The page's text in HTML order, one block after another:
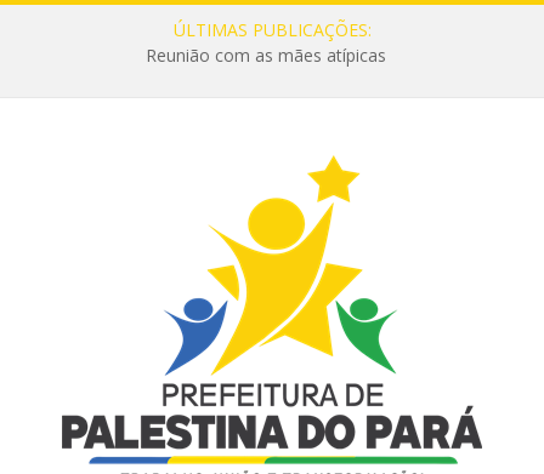
ÚLTIMAS PUBLICAÇÕES:
Reunião com as mães atípicas